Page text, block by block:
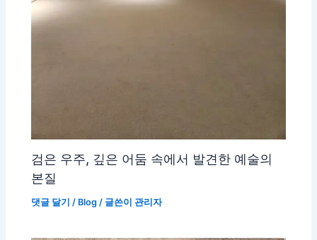
검은 우주, 깊은 어둠 속에서 발견한 예술의
본질
댓글 달기 / Blog / 글쓴이관리자